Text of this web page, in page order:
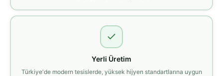
Yerli Üretim
Türkiye'de modern tesislerde, yüksek hijyen standartlarına uygun